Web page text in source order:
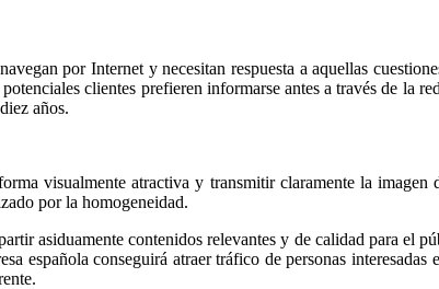
por Internet y necesitan respuesta a aquellas
clientes prefieren informarse antes a través de la
años.
visualmente atractiva y transmitir claramente la imagen
por la homogeneidad.
asiduamente contenidos relevantes y de calidad para el
española conseguirá atraer tráfico de personas interesadas